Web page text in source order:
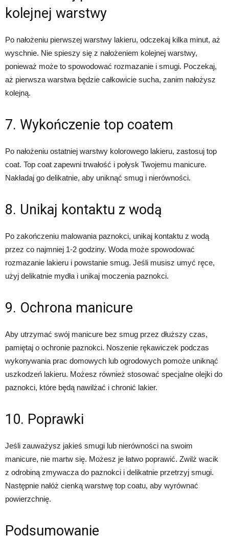
kolejnej warstwy
Po nałożeniu pierwszej warstwy lakieru, odczekaj kilka minut, aż
wyschnie. Nie spieszy się z nałożeniem kolejnej warstwy,
ponieważ może to spowodować rozmazanie i smugi. Poczekaj,
aż pierwsza warstwa będzie całkowicie sucha, zanim nałożysz
kolejną.
7. Wykończenie top coatem
Po nałożeniu ostatniej warstwy kolorowego lakieru, zastosuj top
coat. Top coat zapewni trwałość i połysk Twojemu manicure.
Nakładaj go delikatnie, aby uniknąć smug i nierówności.
8. Unikaj kontaktu z wodą
Po zakończeniu malowania paznokci, unikaj kontaktu z wodą
przez co najmniej 1-2 godziny. Woda może spowodować
rozmazanie lakieru i powstanie smug. Jeśli musisz umyć ręce,
użyj delikatnie mydła i unikaj moczenia paznokci.
9. Ochrona manicure
Aby utrzymać swój manicure bez smug przez dłuższy czas,
pamiętaj o ochronie paznokci. Noszenie rękawiczek podczas
wykonywania prac domowych lub ogrodowych pomoże uniknąć
uszkodzeń lakieru. Możesz również stosować specjalne olejki do
paznokci, które będą nawilżać i chronić lakier.
10. Poprawki
Jeśli zauważysz jakieś smugi lub nierówności na swoim
manicure, nie martw się. Możesz je łatwo poprawić. Zwilż wacik
z odrobiną zmywacza do paznokci i delikatnie przetrzyj smugi.
Następnie nałóż cienką warstwę top coatu, aby wyrównać
powierzchnię.
Podsumowanie